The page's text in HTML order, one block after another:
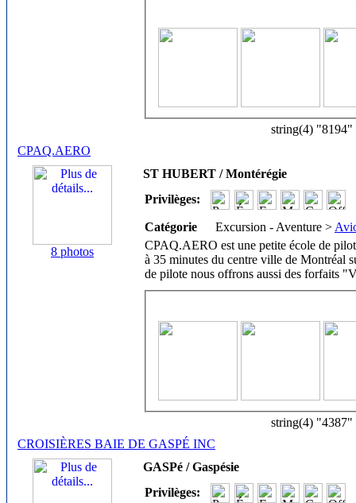
string(4) "8194"
CPAQ.AERO
8 photos
ST HUBERT / Montérégie
Privilèges:
Catégorie Excursion - Aventure >
CPAQ.AERO est une petite école de
à 35 minutes du centre ville de Montréal
de pilote nous offrons aussi des forfaits
string(4) "4387"
CROISIÈRES BAIE DE GASPÉ INC
GASPé / Gaspésie
Privilèges: